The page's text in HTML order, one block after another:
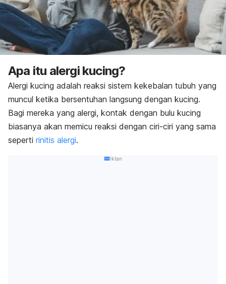
Apa itu alergi kucing?
Alergi kucing adalah reaksi sistem kekebalan tubuh yang
muncul ketika bersentuhan langsung dengan kucing.
Bagi mereka yang alergi, kontak dengan bulu kucing
biasanya akan memicu reaksi dengan ciri-ciri yang sama
seperti rinitis alergi.
Iklan